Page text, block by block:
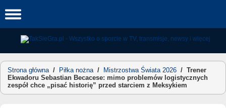
to
Strona główna/ Piłka nożna/ Mistrzostwa Świata 2026 / Trener
Ekwadoru Sebastian Becacese: mimo problemów logistycznych
zespół chce „pisać historię” przed starciem z Meksykiem